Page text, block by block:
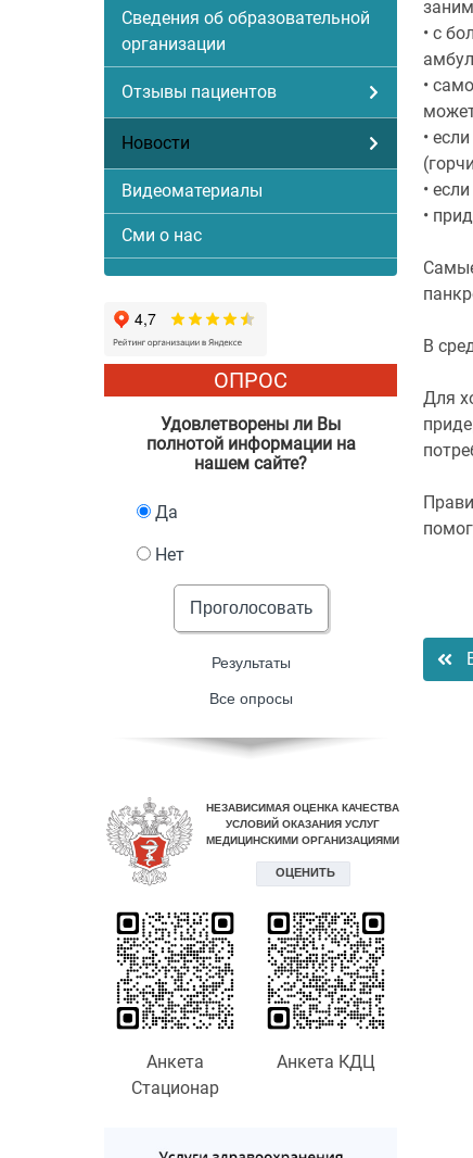
Сведения об образовательной
организации
Отзывы пациентов
Новости
Видеоматериалы
Сми о нас
ОПРОС
Удовлетворены ли Вы
полнотой информации на
нашем сайте?
Да
Нет
Проголосовать
Результаты
Все опросы
Анкета
Стационар
Анкета КДЦ
• с
•
•
•
•
В
Для